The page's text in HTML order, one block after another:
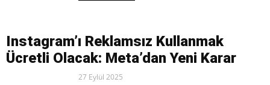
Instagram’ı Reklamsız Kullanmak
Ücretli Olacak: Meta’dan Yeni Karar
27 Eylül 2025